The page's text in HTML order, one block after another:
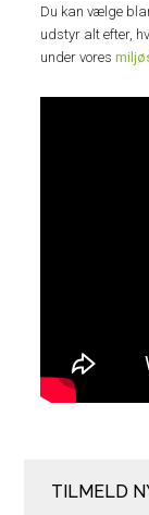
Du kan vælge
udstyr alt efter,
under vores
TILMELD